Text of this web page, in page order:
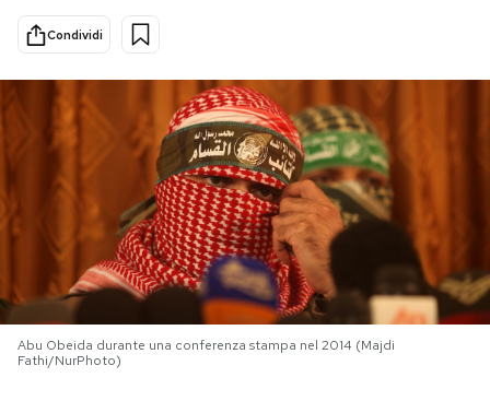
Tecnologia
Internet
Cultura
Economia
Sport
Europa
Altrecose
Mondiali calcio 2026
PODCAST
NEWSLETTER
Condividi
Abu Obeida durante una conferenza stampa nel 2014 (Majdi
Fathi/NurPhoto)